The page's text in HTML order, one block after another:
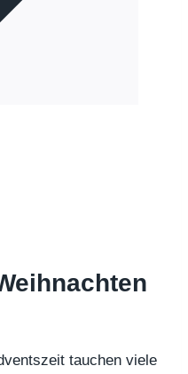
tauchen viele